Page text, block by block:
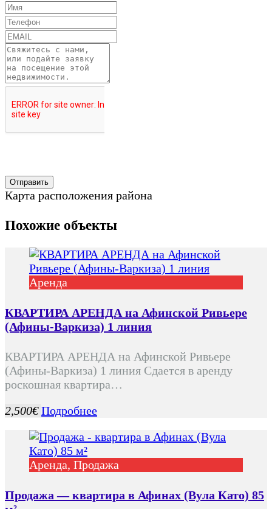
Карта расположения района
Похожие объекты
Аренда
КВАРТИРА АРЕНДА на Афинской Ривьере
(Афины-Варкиза) 1 линия
КВАРТИРА АРЕНДА на Афинской Ривьере
(Афины-Варкиза) 1 линия Сдается в аренду
роскошная квартира…
2,500€Подробнее
Аренда, Продажа
Продажа — квартира в Афинах (Вула Като) 85